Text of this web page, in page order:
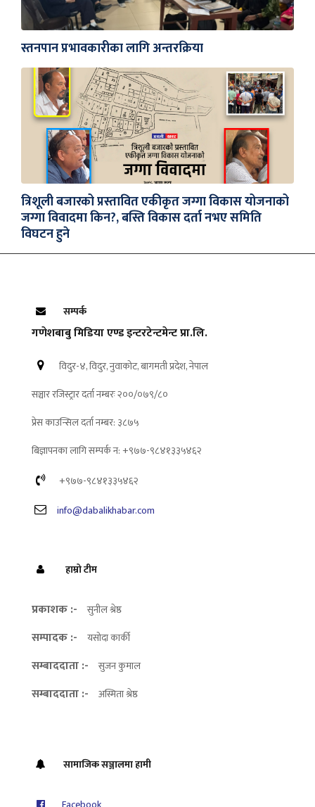
स्तनपान प्रभावकारीका लागि अन्तरक्रिया
त्रिशूली बजारको प्रस्तावित एकीकृत जग्गा विकास योजनाको
जग्गा विवादमा किन?, बस्ति विकास दर्ता नभए समिति
विघटन हुने
सम्पर्क
गणेशबाबु मिडिया एण्ड इन्टरटेन्टमेन्ट प्रा.लि.
विदुर-४, विदुर, नुवाकोट, बागमती प्रदेश, नेपाल
सञ्चार रजिस्ट्रार दर्ता नम्बरः २००/०७९/८०
प्रेस काउन्सिल दर्ता नम्बर: ३८७५
बिज्ञापनका लागि सम्पर्क न: +९७७-९८४१३३५४६२
+९७७-९८४१३३५४६२
info@dabalikhabar.com
हाम्रो टीम
प्रकाशक :- सुनील श्रेष्ठ
सम्पादक :- यसोदा कार्की
सम्बाददाता :- सुजन कुमाल
सम्बाददाता :- अस्मिता श्रेष्ठ
सामाजिक सञ्जालमा हामी